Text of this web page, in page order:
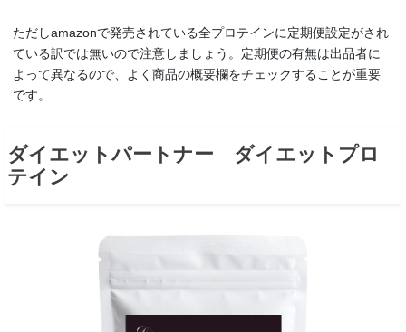
ただしamazonで発売されている全プロテインに定期便設定がされ
ている訳では無いので注意しましょう。定期便の有無は出品者に
よって異なるので、よく商品の概要欄をチェックすることが重要
です。
ダイエットパートナー ダイエットプロ
テイン